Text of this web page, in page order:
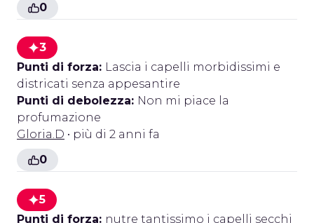
0
3
Punti di forza: Lascia i capelli morbidissimi e
districati senza appesantire
Punti di debolezza: Non mi piace la
profumazione
Gloria.D • più di 2 anni fa
0
5
Punti di forza: nutre tantissimo i capelli secchi